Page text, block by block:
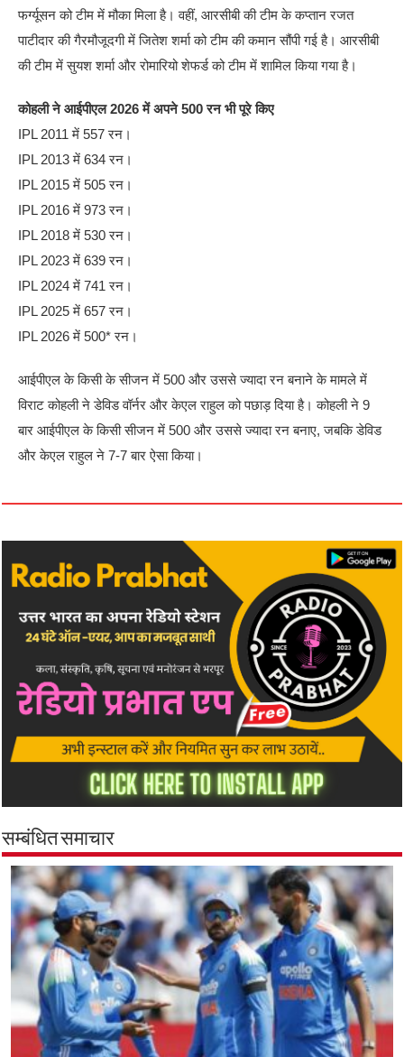
फर्ग्यूसन को टीम में मौका मिला है। वहीं, आरसीबी की टीम के कप्तान रजत
पाटीदार की गैरमौजूदगी में जितेश शर्मा को टीम की कमान सौंपी गई है। आरसीबी
की टीम में सुयश शर्मा और रोमारियो शेफर्ड को टीम में शामिल किया गया है।
कोहली ने आईपीएल 2026 में अपने 500 रन भी पूरे किए
IPL 2011 में 557 रन।
IPL 2013 में 634 रन।
IPL 2015 में 505 रन।
IPL 2016 में 973 रन।
IPL 2018 में 530 रन।
IPL 2023 में 639 रन।
IPL 2024 में 741 रन।
IPL 2025 में 657 रन।
IPL 2026 में 500* रन।
आईपीएल के किसी के सीजन में 500 और उससे ज्यादा रन बनाने के मामले में
विराट कोहली ने डेविड वॉर्नर और केएल राहुल को पछाड़ दिया है। कोहली ने 9
बार आईपीएल के किसी सीजन में 500 और उससे ज्यादा रन बनाए, जबकि डेविड
और केएल राहुल ने 7-7 बार ऐसा किया।
सम्बंधित समाचार